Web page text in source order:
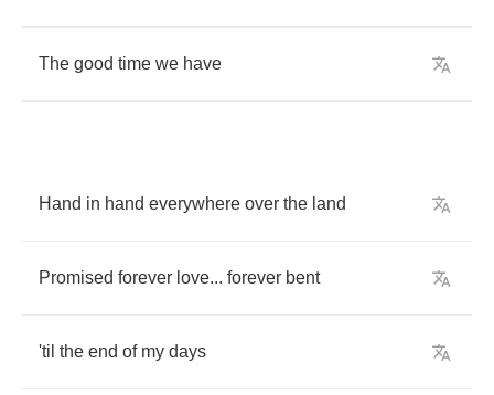
The good time we have
Hand in hand everywhere over the land
Promised forever love... forever bent
'til the end of my days